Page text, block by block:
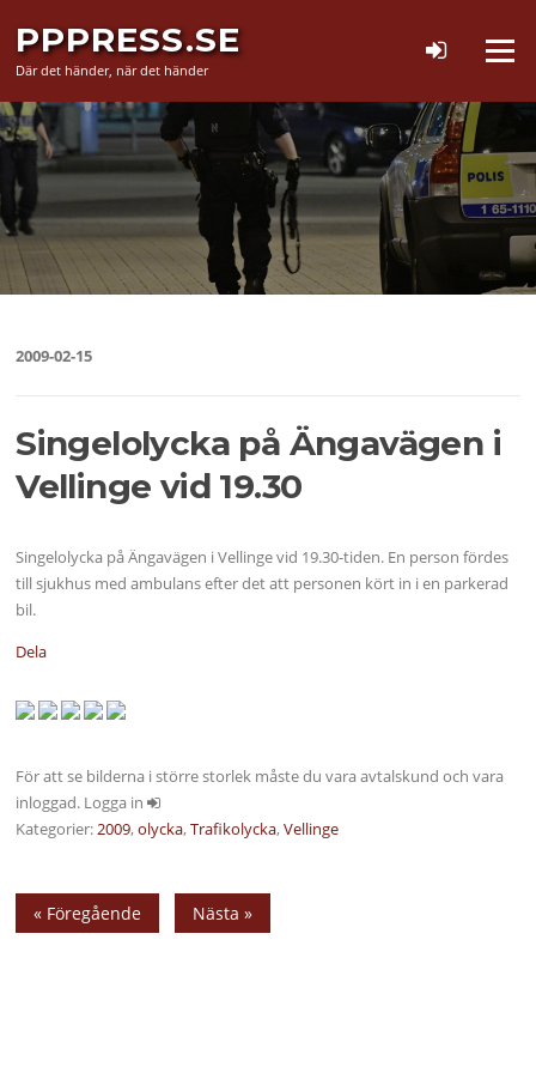
innehåll
PPPRESS.SE
Där det händer, när det händer
Meny
2009-02-15
Singelolycka på Ängavägen i
Vellinge vid 19.30
Singelolycka på Ängavägen i Vellinge vid 19.30-tiden. En person fördes
till sjukhus med ambulans efter det att personen kört in i en parkerad
bil.
Dela
För att se bilderna i större storlek måste du vara avtalskund och vara
inloggad. Logga in
Kategorier:2009,olycka,Trafikolycka,Vellinge
« Föregående Nästa »